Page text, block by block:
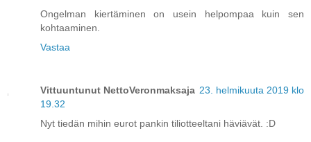
Ongelman kiertäminen on usein helpompaa kuin sen
kohtaaminen.
Vastaa
Vittuuntunut NettoVeronmaksaja 23. helmikuuta 2019 klo
19.32
Nyt tiedän mihin eurot pankin tiliotteeltani häviävät. :D